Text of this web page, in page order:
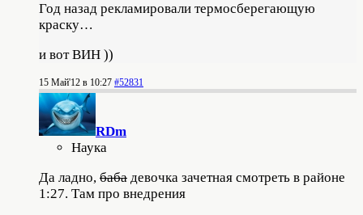
Год назад рекламировали термосберегающую
краску…
и вот ВИН ))
15 Май'12 в 10:27 #52831
RDm
Наука
Да ладно, баба девочка зачетная смотреть в районе
1:27. Там про внедрения